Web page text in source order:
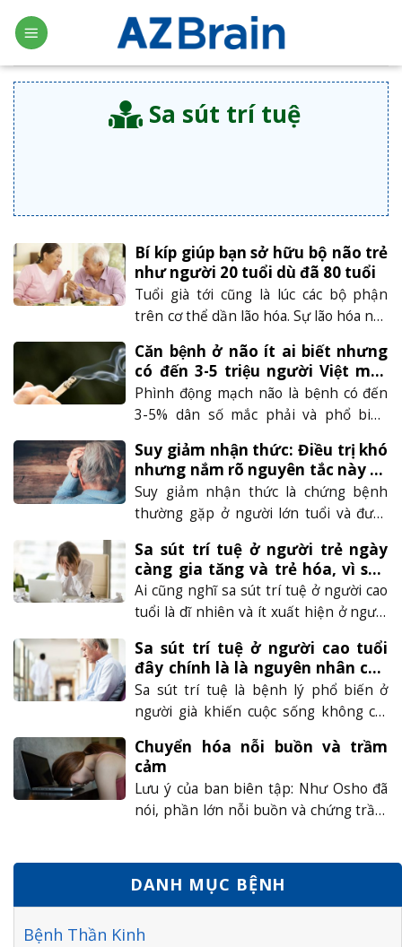
Skip
to
content
Sa sút trí tuệ
Bí kíp giúp bạn sở hữu bộ não trẻ
như người 20 tuổi dù đã 80 tuổi
Tuổi già tới cũng là lúc các bộ phận
trên cơ thể dần lão hóa. Sự lão hóa này
sức khỏe mà còn là chất lượng cuộc
sống, đặc biệt là não bộ. Tuy nhiên,
gần đây các nhà khoa học đã không
ngừng nghiên cứu và phát......
Căn bệnh ở não ít ai biết nhưng
có đến 3-5 triệu người Việt mắc
phải
Phình động mạch não là bệnh có đến
3-5% dân số mắc phải và phổ biến
làm tăng nguy cơ mắc bệnh và một
trong số đó là do hút thuốc lá. Hút
thuốc lá là một trong các yếu tố tăng
nguy cơ phình động......
Suy giảm nhận thức: Điều trị khó
nhưng nắm rõ nguyên tắc này có
thể phòng tránh tốt
Suy giảm nhận thức là chứng bệnh
thường gặp ở người lớn tuổi và được
hóa. Tuy nhiên, ngày nay chứng bệnh
này ngày càng phổ biến và có xu
hướng trẻ hóa dần, gây nhiều quan
ngại. Hãy đọc bài viết dưới đây để hiểu
rõ......
Sa sút trí tuệ ở người trẻ ngày
càng gia tăng và trẻ hóa, vì sao
vậy?
Ai cũng nghĩ sa sút trí tuệ ở người cao
tuổi là dĩ nhiên và ít xuất hiện ở người
người trẻ đang gặp vấn đề liên quan
tới “bộ nhớ” của mình – chứng sa sút
trí tuệ ở người trẻ. Căn bệnh này tuy
không......
Sa sút trí tuệ ở người cao tuổi
đây chính là là nguyên nhân của
vấn đề
Sa sút trí tuệ là bệnh lý phổ biến ở
người già khiến cuộc sống không chỉ
khó khăn, biến các cụ trở thành gánh
nặng cho xã hội. Theo các nghiên cứu
thì tỷ lệ bệnh sa sút trí tuệ ở người cao
tuổi trong nước......
Chuyển hóa nỗi buồn và trầm
cảm
Lưu ý của ban biên tập: Như Osho đã
nói, phần lớn nỗi buồn và chứng trầm
hóa giải một cách tự nhiên khi bạn
thực hành các phương pháp được đề
DANH MỤC BỆNH
Bệnh Thần Kinh